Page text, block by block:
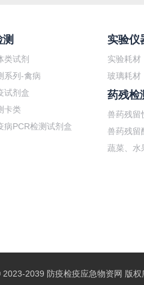
类试剂
系列-禽病
试剂盒
卡类
病PCR检测试剂盒
实验仪
实验耗材
玻璃耗材
药残检
兽药残留
兽药残留
蔬菜、水
2039 防疫检疫应急物资网 版